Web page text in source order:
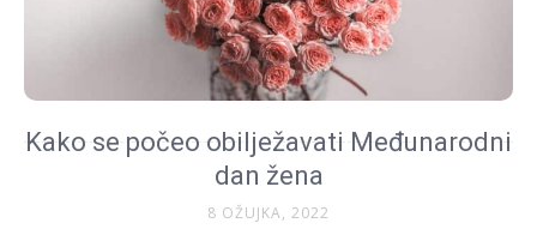
Kako se počeo obilježavati Međunarodni
dan žena
8 OŽUJKA, 2022